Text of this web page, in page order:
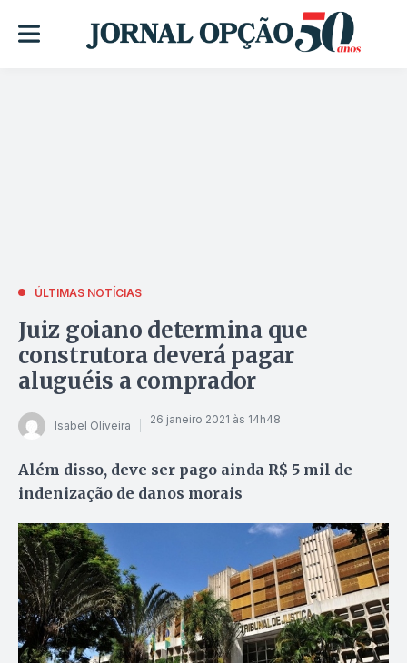
ÚLTIMAS NOTÍCIAS
Juiz goiano determina que
construtora deverá pagar
aluguéis a comprador
Isabel Oliveira 26 janeiro 2021 às 14h48
Além disso, deve ser pago ainda R$ 5 mil de
indenização de danos morais